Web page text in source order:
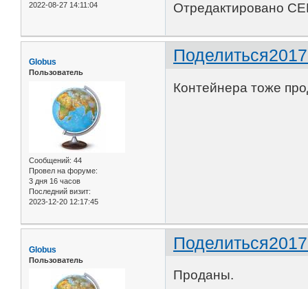
2022-08-27 14:11:04
Отредактировано
Поделиться
Globus
Пользователь
Сообщений: 44
Провел на форуме:
3 дня 16 часов
Последний визит:
2023-12-20 12:17:45
Контейнера тоже
Поделиться
Globus
Пользователь
Проданы.